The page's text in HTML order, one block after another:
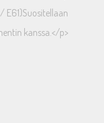
E61)Suositellaan
kanssa.</p>